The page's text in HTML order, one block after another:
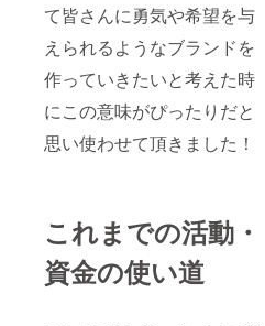
て皆さんに勇気や希望を与
えられるようなブランドを
作っていきたいと考えた時
にこの意味がぴったりだと
思い使わせて頂きました！
これまでの活動・
資金の使い道